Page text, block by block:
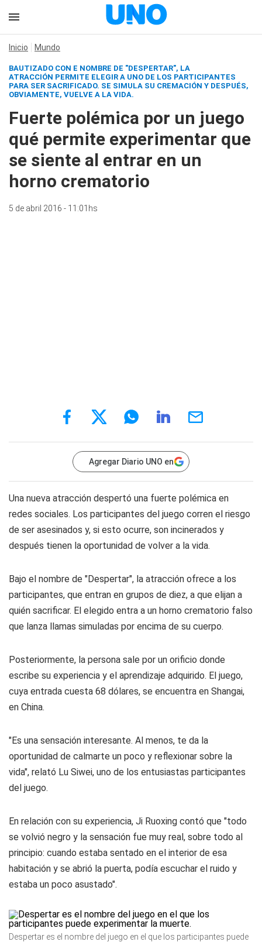
Inicio Mundo
BAUTIZADO CON E NOMBRE DE "DESPERTAR", LA
ATRACCIÓN PERMITE ELEGIR A UNO DE LOS PARTICIPANTES
PARA SER SACRIFICADO. SE SIMULA SU CREMACIÓN Y DESPUÉS,
OBVIAMENTE, VUELVE A LA VIDA.
Fuerte polémica por un juego
qué permite experimentar que
se siente al entrar en un
horno crematorio
5 de abril 2016 - 11:01hs
Agregar Diario UNO en
Una nueva atracción despertó una fuerte polémica en
redes sociales. Los participantes del juego corren el riesgo
de ser asesinados y, si esto ocurre, son incinerados y
después tienen la oportunidad de volver a la vida.
Bajo el nombre de "Despertar", la atracción ofrece a los
participantes, que entran en grupos de diez, a que elijan a
quién sacrificar. El elegido entra a un horno crematorio falso
que lanza llamas simuladas por encima de su cuerpo.
Posteriormente, la persona sale por un orificio donde
escribe su experiencia y el aprendizaje adquirido. El juego,
cuya entrada cuesta 68 dólares, se encuentra en Shangai,
en China.
"Es una sensación interesante. Al menos, te da la
oportunidad de calmarte un poco y reflexionar sobre la
vida", relató Lu Siwei, uno de los entusiastas participantes
del juego.
En relación con su experiencia, Ji Ruoxing contó que "todo
se volvió negro y la sensación fue muy real, sobre todo al
principio: cuando estaba sentado en el interior de esa
habitación y se abrió la puerta, podía escuchar el ruido y
estaba un poco asustado".
Despertar es el nombre del juego en el que los participantes puede